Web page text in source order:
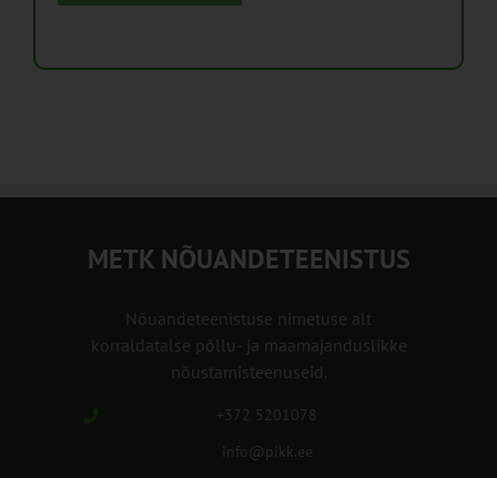
METK NÕUANDETEENISTUS
Nõuandeteenistuse nimetuse alt
korraldatalse põllu- ja maamajanduslikke
nõustamisteenuseid.
+372 5201078
info@pikk.ee